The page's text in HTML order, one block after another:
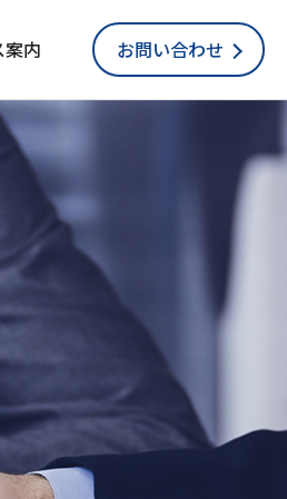
案内 お問い合わせ